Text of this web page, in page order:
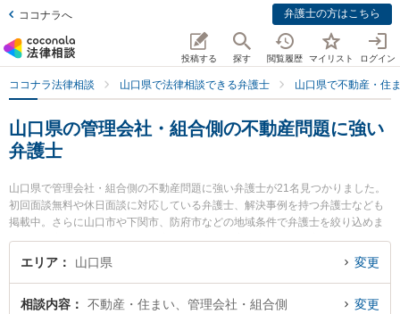
ココナラへ 弁護士の方はこちら
投稿する 探す 閲覧履歴 マイリスト ログイン
ココナラ法律相談 山口県で法律相談できる弁護士 山口県で不動産・住
山口県の管理会社・組合側の不動産問題に強い
弁護士
山口県で管理会社・組合側の不動産問題に強い弁護士が21名見つかりました。
初回面談無料や休日面談に対応している弁護士、解決事例を持つ弁護士なども
掲載中。さらに山口市や下関市、防府市などの地域条件で弁護士を絞り込めま
す。不動産・住まいに関係する立ち退き交渉や家賃交渉、不動産契約解除等の
細かな分野での絞り込み検索もでき便利です。特に弁護士法人ラグーンの内田
されています。『山口県で土日や夜間に発生した管理会社・組合側の不動産問
エリア 山口県 変更
相談内容 不動産・住まい、管理会社・組合側 変更